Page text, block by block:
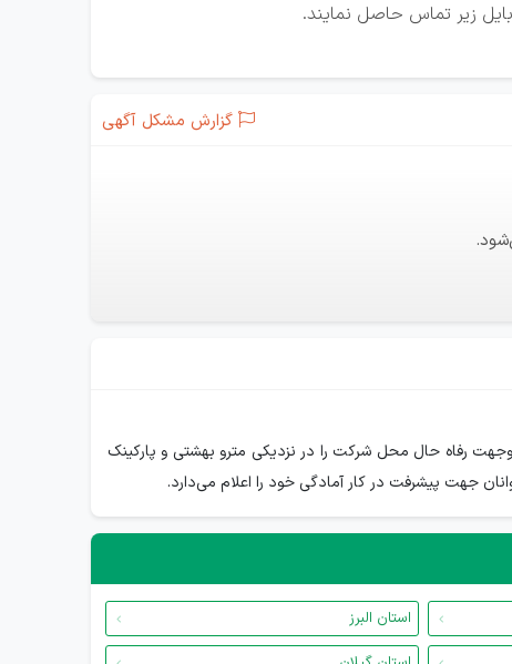
زیر تماس حاصل نمایند.
گزارش مشکل آگهی
فعالیت دارد وجهت رفاه حال محل شرکت را در نزدیکی مترو بهشتی و پارکینک
جهت پیشرفت در کار آمادگی خود را اعلام می‌دارد.
استان البرز